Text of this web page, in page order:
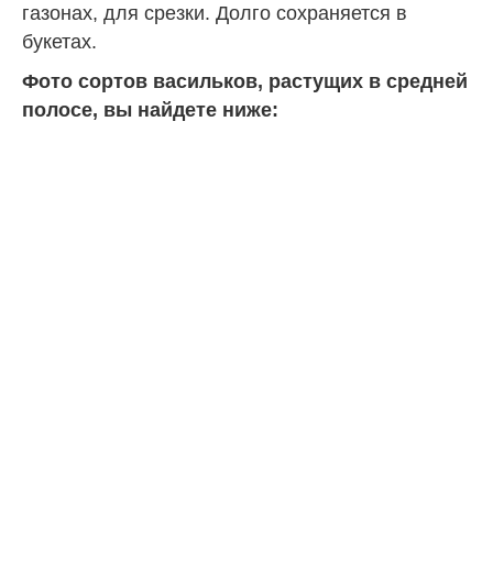
газонах, для срезки. Долго сохраняется в
букетах.
Фото сортов васильков, растущих в средней
полосе, вы найдете ниже: